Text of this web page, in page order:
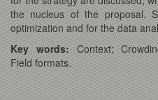
the nucleus of the proposal.
optimization and for the data
Key words: Context;
Field formats.